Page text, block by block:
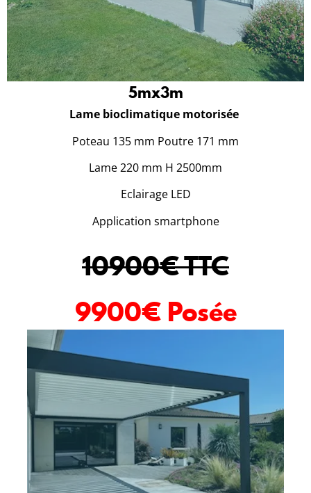
5mx3m
Lame bioclimatique motorisée
Poteau 135 mm Poutre 171 mm
Lame 220 mm H 2500mm
Eclairage LED
Application smartphone
10900€ TTC
9900€ Posée